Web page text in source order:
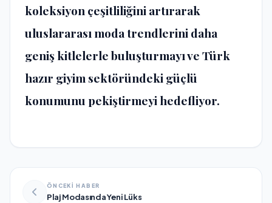
koleksiyon çeşitliliğini artırarak
uluslararası moda trendlerini daha
geniş kitlelerle buluşturmayı ve Türk
hazır giyim sektöründeki güçlü
konumunu pekiştirmeyi hedefliyor.
ÖNCEKİ HABER
Plaj Modasında Yeni Lüks